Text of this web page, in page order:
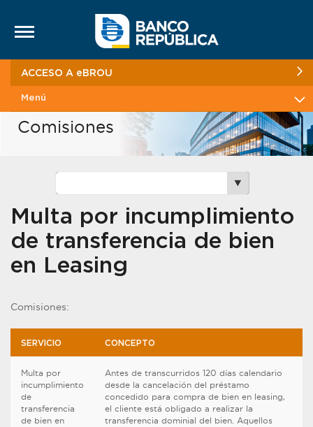
ACCESO A eBROU
Menú
Comisiones
Multa por incumplimiento
de transferencia de bien
en Leasing
Comisiones:
SERVICIO CONCEPTO
Multa por
incumplimiento
de
transferencia
de bien en
Antes de transcurridos 120 días calendario
desde la cancelación del préstamo
concedido para compra de bien en leasing,
el cliente está obligado a realizar la
transferencia dominial del bien. Aquellos